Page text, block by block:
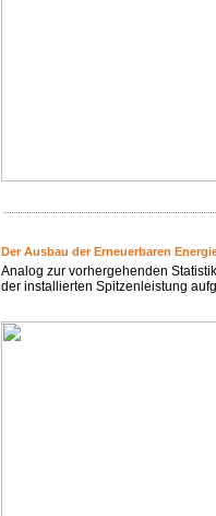
Der Ausbau der Erneuerbaren
Analog zur vorhergehenden
der installierten Spitzenleistung